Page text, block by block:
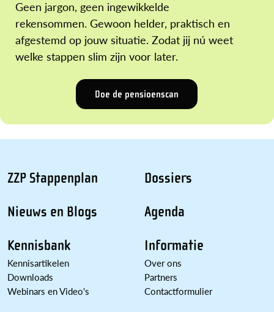
Geen jargon, geen ingewikkelde
rekensommen. Gewoon helder, praktisch en
afgestemd op jouw situatie. Zodat jij nú weet
welke stappen slim zijn voor later.
Doe de pensioenscan
ZZP Stappenplan
Nieuws en Blogs
Kennisbank
Kennisartikelen
Downloads
Webinars en Video's
Dossiers
Agenda
Informatie
Over ons
Partners
Contactformulier